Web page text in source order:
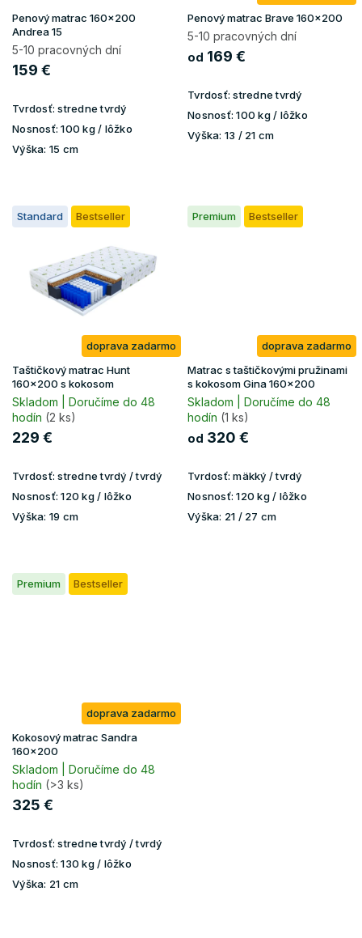
u
k
t
o
Penový matrac 160x200
Andrea 15
5-10 pracovných dní
159 €
Tvrdosť: stredne tvrdý
Nosnosť: 100 kg / lôžko
Výška: 15 cm
Penový matrac Brave 160x200
5-10 pracovných dní
od 169 €
Tvrdosť: stredne tvrdý
Nosnosť: 100 kg / lôžko
Výška: 13 / 21 cm
Standard Bestseller
doprava zadarmo
Taštičkový matrac Hunt
160x200 s kokosom
Skladom | Doručíme do 48
hodín (2 ks)
229 €
Tvrdosť: stredne tvrdý / tvrdý
Nosnosť: 120 kg / lôžko
Výška: 19 cm
Premium Bestseller
doprava zadarmo
Matrac s taštičkovými pružinami
s kokosom Gina 160x200
Skladom | Doručíme do 48
hodín (1 ks)
od 320 €
Tvrdosť: mäkký / tvrdý
Nosnosť: 120 kg / lôžko
Výška: 21 / 27 cm
Premium Bestseller
doprava zadarmo
Kokosový matrac Sandra
160x200
Skladom | Doručíme do 48
hodín (>3 ks)
325 €
Tvrdosť: stredne tvrdý / tvrdý
Nosnosť: 130 kg / lôžko
Výška: 21 cm